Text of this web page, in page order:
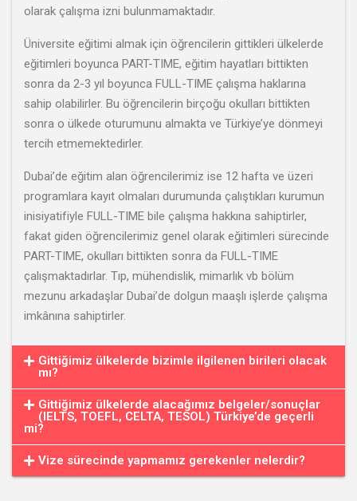
olarak çalışma izni bulunmamaktadır.
Üniversite eğitimi almak için öğrencilerin gittikleri ülkelerde
eğitimleri boyunca PART-TIME, eğitim hayatları bittikten
sonra da 2-3 yıl boyunca FULL-TIME çalışma haklarına
sahip olabilirler. Bu öğrencilerin birçoğu okulları bittikten
sonra o ülkede oturumunu almakta ve Türkiye’ye dönmeyi
tercih etmemektedirler.
Dubai’de eğitim alan öğrencilerimiz ise 12 hafta ve üzeri
programlara kayıt olmaları durumunda çalıştıkları kurumun
inisiyatifiyle FULL-TIME bile çalışma hakkına sahiptirler,
fakat giden öğrencilerimiz genel olarak eğitimleri sürecinde
PART-TIME, okulları bittikten sonra da FULL-TIME
çalışmaktadırlar. Tıp, mühendislik, mimarlık vb bölüm
mezunu arkadaşlar Dubai’de dolgun maaşlı işlerde çalışma
imkânına sahiptirler.
Gittiğimiz ülkelerde bizimle ilgilenen birileri olacak
mı?
Gittiğimiz ülkelerde alacağımız belgeler/sonuçlar
(IELTS, TOEFL, CELTA, TESOL) Türkiye’de geçerli
mi?
Vize sürecinde yapmamız gerekenler nelerdir?